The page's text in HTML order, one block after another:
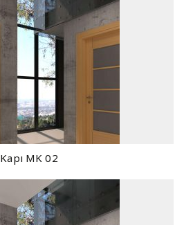
Kapı MK 02